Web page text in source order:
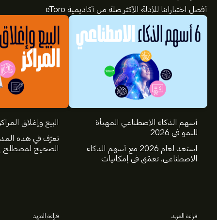
أفضل اختياراتنا للأدلة الأكثر صلة من أكاديمية eToro
أسهم الذكاء الاصطناعي المهيأة
للنمو في 2026
استعد لعام 2026 مع أسهم الذكاء
الاصطناعي. تعمّق في إمكانيات
قراءة المزيد
البيع وإغلاق
تعرّف في هذه
الصحيح لمصطلح
قراءة المزيد